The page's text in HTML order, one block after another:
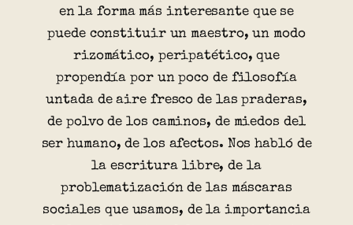
en la forma más interesante que se
puede constituir un maestro, un modo
rizomático, peripatético, que
propendía por un poco de filosofía
untada de aire fresco de las praderas,
de polvo de los caminos, de miedos del
ser humano, de los afectos. Nos habló de
la escritura libre, de la
problematización de las máscaras
sociales que usamos, de la importancia